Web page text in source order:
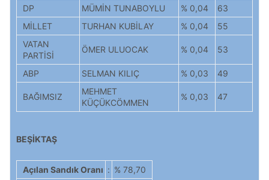
DP
MÜMİN TUNABOYLU % 0,04
63
MİLLET
TURHAN KUBİLAY % 0,04
55
VATAN
PARTİSİ
ÖMER ULUOCAK % 0,04 53
ABP SELMAN KILIÇ % 0,03 49
BAĞIMSIZ
MEHMET
KÜÇÜKCÖMMEN
% 0,03 47
BEŞİKTAŞ
Açılan Sandık Oranı : % 78,70